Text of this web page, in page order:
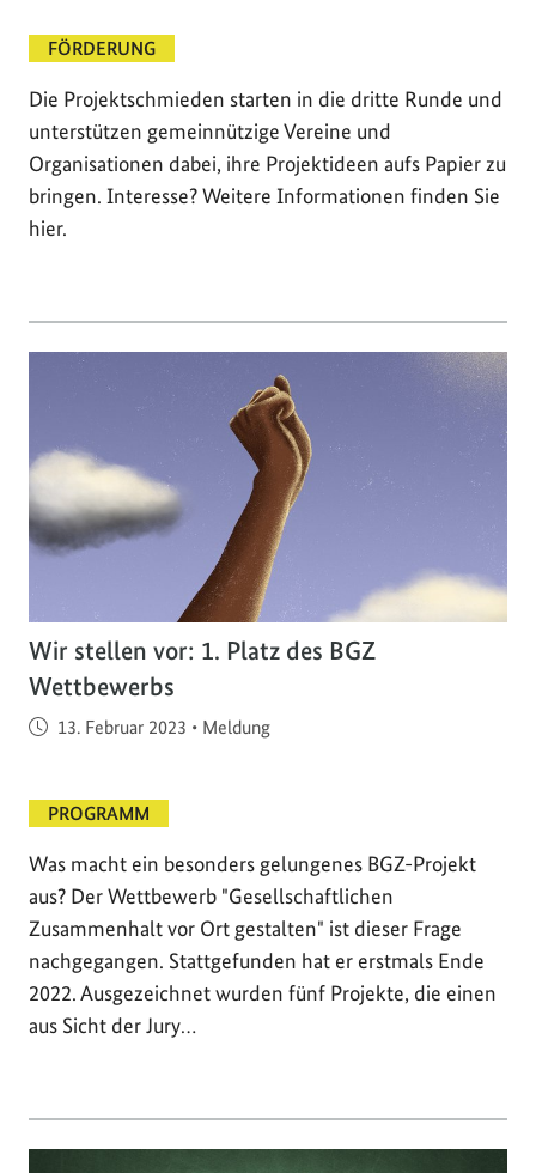
FÖRDERUNG
Die Projektschmieden starten in die dritte Runde und
unterstützen gemeinnützige Vereine und
Organisationen dabei, ihre Projektideen aufs Papier zu
bringen. Interesse? Weitere Informationen finden Sie
hier.
Wir stellen vor: 1. Platz des BGZ
Wettbewerbs
Veröffentlicht am
13. Februar 2023 • Meldung
PROGRAMM
Was macht ein besonders gelungenes BGZ-Projekt
aus? Der Wettbewerb "Gesellschaftlichen
Zusammenhalt vor Ort gestalten" ist dieser Frage
nachgegangen. Stattgefunden hat er erstmals Ende
2022. Ausgezeichnet wurden fünf Projekte, die einen
aus Sicht der Jury…